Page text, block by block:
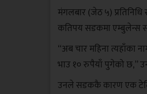
मंगलबार (जेठ ५)
कतिपय सडकमा एम्बुलेन्स
“अब चार महिना त्यहाँका
भाउ १० रुपैयाँ पुगेको छ,”
उनले सडककै कारण एक